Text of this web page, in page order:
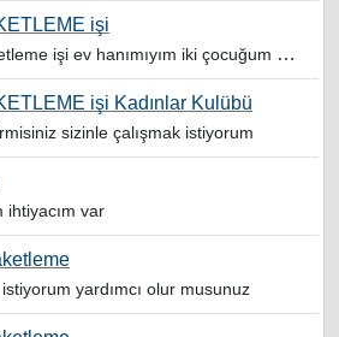
işi
ev hanımıyım iki çocuğum var yardımcı olursanız sevinirim
işi Kadınlar Kulübü
sizinle çalışmak istiyorum
ihtiyacım var
yardımcı olur musunuz